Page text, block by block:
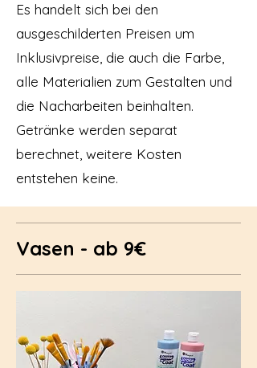
Es handelt sich bei den
ausgeschilderten Preisen um
Inklusivpreise, die auch die Farbe,
alle Materialien zum Gestalten und
die Nacharbeiten beinhalten.
Getränke werden separat
berechnet, weitere Kosten
entstehen keine.
Vasen - ab 9€